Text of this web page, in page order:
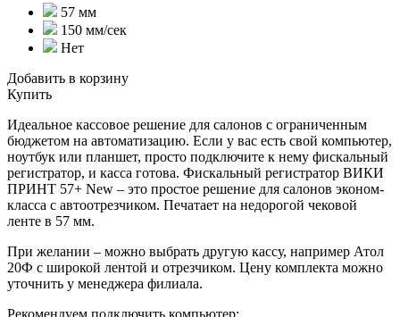
57 мм
150 мм/сек
Нет
Добавить в корзину
Купить
Идеальное кассовое решение для салонов с ограниченным
бюджетом на автоматизацию. Если у вас есть свой компьютер,
ноутбук или планшет, просто подключите к нему фискальный
регистратор, и касса готова. Фискальный регистратор ВИКИ
ПРИНТ 57+ New – это простое решение для салонов эконом-
класса с автоотрезчиком. Печатает на недорогой чековой
ленте в 57 мм.
При желании – можно выбрать другую кассу, например Атол
20Ф с широкой лентой и отрезчиком. Цену комплекта можно
уточнить у менеджера филиала.
Рекомендуем подключить компьютер: